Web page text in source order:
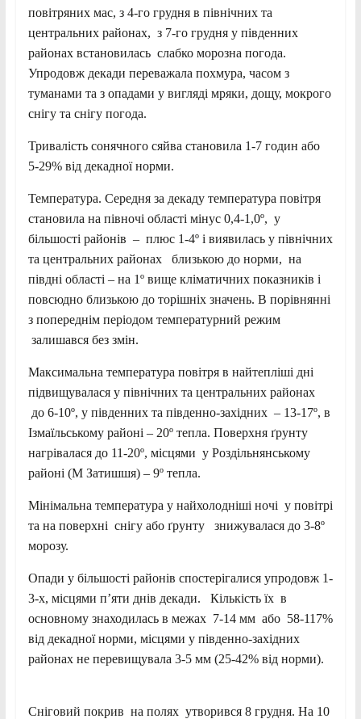
повітряних мас, з 4-го грудня в північних та
центральних районах, з 7-го грудня у південних
районах встановилась слабко морозна погода.
Упродовж декади переважала похмура, часом з
туманами та з опадами у вигляді мряки, дощу, мокрого
снігу та снігу погода.
Тривалість сонячного сяйва становила 1-7 годин або
5-29% від декадної норми.
Температура. Середня за декаду температура повітря
становила на півночі області мінус 0,4-1,0º, у
більшості районів – плюс 1-4º і виявилась у північних
та центральних районах близькою до норми, на
півдні області – на 1º вище кліматичних показників і
повсюдно близькою до торішніх значень. В порівнянні
з попереднім періодом температурний режим
залишався без змін.
Максимальна температура повітря в найтепліші дні
підвищувалася у північних та центральних районах
до 6-10º, у південних та південно-західних – 13-17º, в
Ізмаїльському районі – 20º тепла. Поверхня ґрунту
нагрівалася до 11-20º, місцями у Роздільнянському
районі (М Затишшя) – 9º тепла.
Мінімальна температура у найхолодніші ночі у повітрі
та на поверхні снігу або ґрунту знижувалася до 3-8º
морозу.
Опади у більшості районів спостерігалися упродовж 1-
3-х, місцями п’яти днів декади. Кількість їх в
основному знаходилась в межах 7-14 мм або 58-117%
від декадної норми, місцями у південно-західних
районах не перевищувала 3-5 мм (25-42% від норми).
Сніговий покрив на полях утворився 8 грудня. На 10